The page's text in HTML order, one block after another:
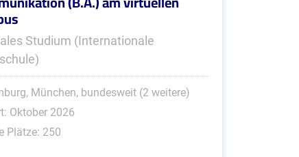
Studium (Internationale
München, bundesweit (2 weitere)
Oktober 2026
Plätze: 250